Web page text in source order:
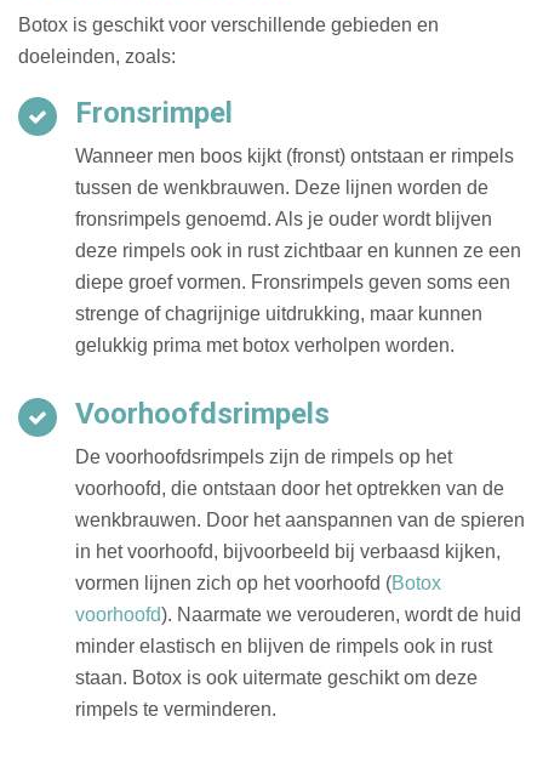
Botox is geschikt voor verschillende gebieden en
doeleinden, zoals:
Fronsrimpel
Wanneer men boos kijkt (fronst) ontstaan er rimpels
tussen de wenkbrauwen. Deze lijnen worden de
fronsrimpels genoemd. Als je ouder wordt blijven
deze rimpels ook in rust zichtbaar en kunnen ze een
diepe groef vormen. Fronsrimpels geven soms een
strenge of chagrijnige uitdrukking, maar kunnen
gelukkig prima met botox verholpen worden.
Voorhoofdsrimpels
De voorhoofdsrimpels zijn de rimpels op het
voorhoofd, die ontstaan door het optrekken van de
wenkbrauwen. Door het aanspannen van de spieren
in het voorhoofd, bijvoorbeeld bij verbaasd kijken,
vormen lijnen zich op het voorhoofd (Botox
voorhoofd). Naarmate we verouderen, wordt de huid
minder elastisch en blijven de rimpels ook in rust
staan. Botox is ook uitermate geschikt om deze
rimpels te verminderen.